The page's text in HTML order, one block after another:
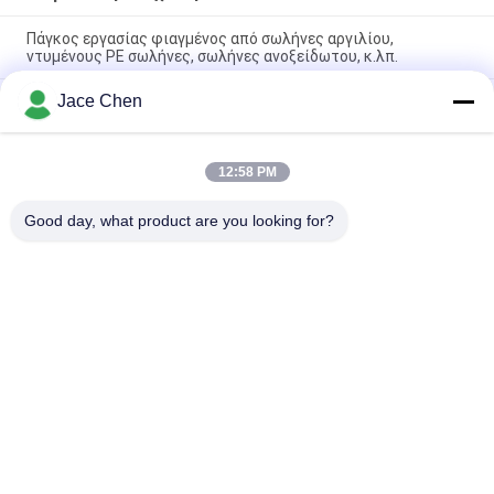
Πάγκος εργασίας φιαγμένος από σωλήνες αργιλίου,
ντυμένους PE σωλήνες, σωλήνες ανοξείδωτου, κ.λπ.
Κοινά βιομηχανικά ράφια αποθήκευσης μετάλλων, κοινό
σύστημα βασανισμού σωλήνων αποθήκευσης
Ανακυκλώσιμες ενώσεις σωλήνων ραφιών ενδυμάτων
ραφιών αποθήκευσης χάλυβα που συνδέουν για την
Jace Chen
12:58 PM
Good day, what product are you looking for?